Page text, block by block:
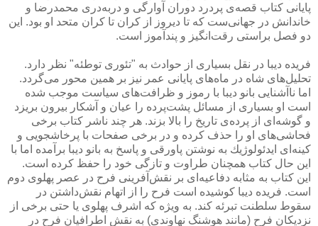
پایانی كتاب قصه‌ی پردرد دوران آوارگی و دربه‌دری محمدرضا و
خاندانش در جهانی‌ست كه تا دیروز از كران تا كران متحد او بود. این
دو فصل براستی رقت‌انگیز و پندآموز است.
فریده دیبا در نقل بسیاری از حوادث به "تئوری توطئه" نظر دارد.
تحلیل‌های شاه در ماه‌های پایانی عمر نیز بر همین محور می‌گردد.
اما ناآشنایی بانو دیبا با رموز و ظرافت‌های سیاست موجب شده
است او بسیاری از مسائل پشت‌پرده را عیان و آشكار بیرون بریزد
و گوشه‌ای از پرده‌ی تاریخ را بالا بزند. هر چند ناشر كتاب برخی
فحاشی‌های او را حذف كرده و در برخی صفحات با پرخاشجویی و
كینه‌ای ایدئولوژیك به نوشتن پاورقی و پاسخ به بانو دیبا برآمده اما با
این حال كتاب همچنان طراوت و تازگی خود را حفظ كرده است.
این كتاب به مثابه دفاعیه‌ای بر نقش‌آفرینی فرح در عصر پهلوی دوم
است. فریده دیبا كوشیده است فرح را از اتهام نقش‌داشتن در
سقوط سلطنت تبرئه كند. به ویژه كه اشرف پهلوی یا حتی برخی از
نزدیكان فرح (مانند هوشنگ نهاوندی) به نقش اطرافیان فرح در